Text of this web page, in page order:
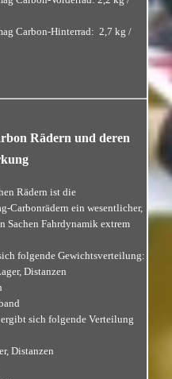
Carbon-Hinterrad: 2,7 kg /
Rädern und deren
Rädern ist die
Carbonrädern ein wesentlicher,
Sachen Fahrdynamik extrem
folgende Gewichtsverteilung:
Distanzen
sich folgende Verteilung
Distanzen